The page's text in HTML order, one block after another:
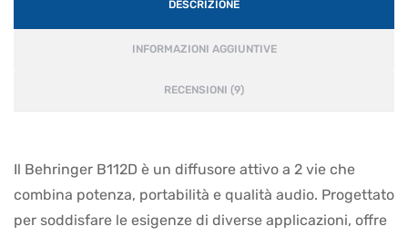
DESCRIZIONE
INFORMAZIONI AGGIUNTIVE
RECENSIONI (9)
Il Behringer B112D è un diffusore attivo a 2 vie che
combina potenza, portabilità e qualità audio. Progettato
per soddisfare le esigenze di diverse applicazioni, offre